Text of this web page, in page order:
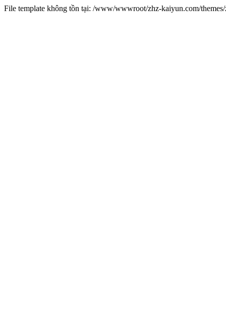
File template không tồn tại: /www/wwwroot/zhz-kaiyun.com/